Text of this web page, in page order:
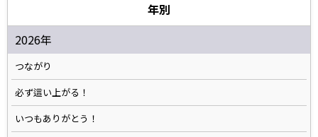
年別
2026年
つながり
必ず這い上がる！
いつもありがとう！